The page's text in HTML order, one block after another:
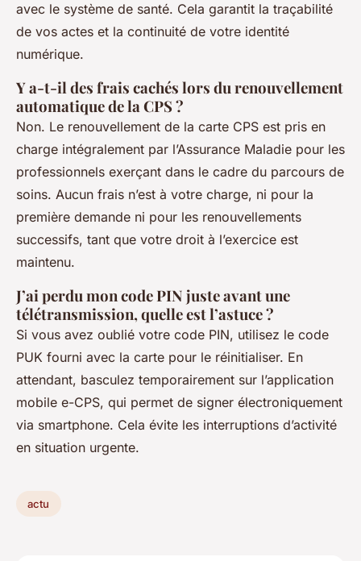
avec le système de santé. Cela garantit la traçabilité
de vos actes et la continuité de votre identité
numérique.
Y a-t-il des frais cachés lors du renouvellement
automatique de la CPS ?
Non. Le renouvellement de la carte CPS est pris en
charge intégralement par l’Assurance Maladie pour les
professionnels exerçant dans le cadre du parcours de
soins. Aucun frais n’est à votre charge, ni pour la
première demande ni pour les renouvellements
successifs, tant que votre droit à l’exercice est
maintenu.
J’ai perdu mon code PIN juste avant une
télétransmission, quelle est l’astuce ?
Si vous avez oublié votre code PIN, utilisez le code
PUK fourni avec la carte pour le réinitialiser. En
attendant, basculez temporairement sur l’application
mobile e-CPS, qui permet de signer électroniquement
via smartphone. Cela évite les interruptions d’activité
en situation urgente.
actu